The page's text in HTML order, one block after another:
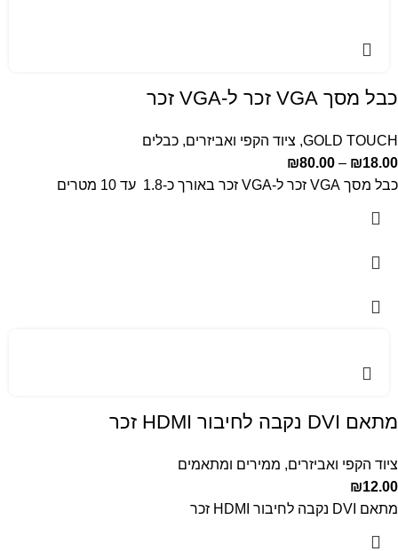
כבל מסך VGA זכר ל-VGA זכר
GOLD TOUCH
, ציוד הקפי ואביזרים, כבלים
₪18.00
–
₪80.00
כבל מסך VGA זכר ל-VGA זכר באורך כ-1.8 עד 10 מטרים
מתאם DVI נקבה לחיבור HDMI זכר
ציוד הקפי ואביזרים, ממירים ומתאמים
₪12.00
מתאם DVI נקבה לחיבור HDMI זכר